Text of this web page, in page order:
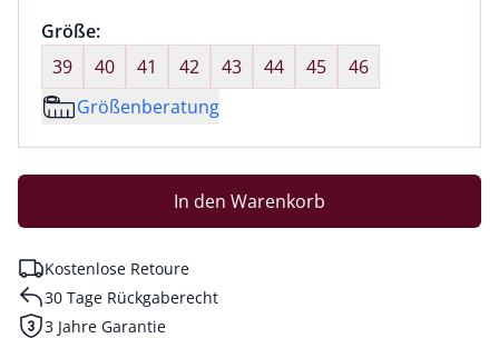
Größenauswahl:
Größe:nichts ausgewählt
39
40 41 42 43 44 45
46
Größenberatung
In den Warenkorb
Kostenlose Retoure
30 Tage Rückgaberecht
3 Jahre Garantie